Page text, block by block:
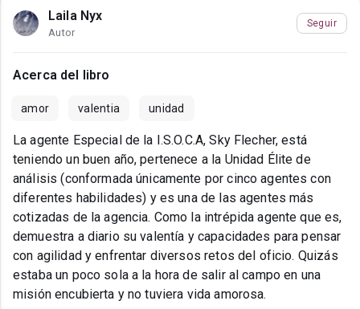
Laila Nyx
Autor
Seguir
Acerca del libro
amor valentia unidad
La agente Especial de la I.S.O.C.A, Sky Flecher, está
teniendo un buen año, pertenece a la Unidad Élite de
análisis (conformada únicamente por cinco agentes con
diferentes habilidades) y es una de las agentes más
cotizadas de la agencia. Como la intrépida agente que es,
demuestra a diario su valentía y capacidades para pensar
con agilidad y enfrentar diversos retos del oficio. Quizás
estaba un poco sola a la hora de salir al campo en una
misión encubierta y no tuviera vida amorosa.